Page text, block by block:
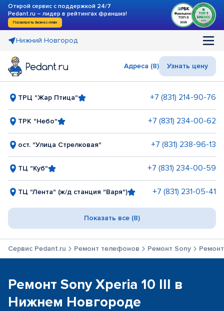
Открой сервис с поддержкой 24/7
Pedant.ru – лидер в рейтингах франшиз!
Посмотреть бизнес-план
Нижний Новгород
Адреса (8) Узнать цену
ТРЦ "Жар Птица" +7 (831) 214-90-76
ТРК "Небо" +7 (831) 234-00-62
ост. "Улица Стрелковая" +7 (831) 238-96-13
ТЦ "Куб" +7 (831) 234-00-59
ТЦ "Лента" (ж/д станция "Варя") +7 (831) 231-05-41
Показать все (8)
Сервис Pedant.ru Ремонт телефонов Ремонт Sony
Ремонт Sony Xperia 10 III в
Нижнем Новгороде